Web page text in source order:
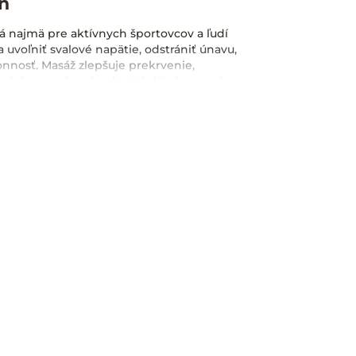
najmä pre aktívnych športovcov a ľudí
uvoľniť svalové napätie, odstrániť únavu,
Masáž zlepšuje prekrvenie,
ako príprava pred športovým
alebo ako prevencia zranení. Pri
a hĺbkové techniky, ktoré sú